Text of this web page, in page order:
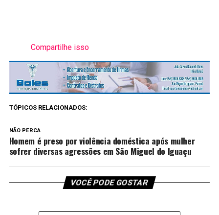
Compartilhe isso
TÓPICOS RELACIONADOS:
NÃO PERCA
Homem é preso por violência doméstica após mulher
sofrer diversas agressões em São Miguel do Iguaçu
VOCÊ PODE GOSTAR